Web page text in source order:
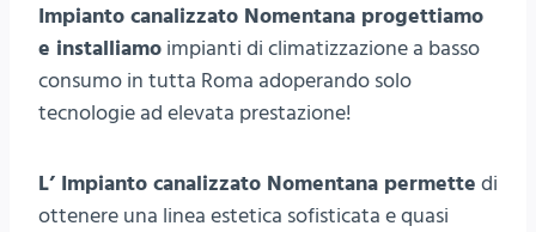
Impianto canalizzato Nomentana progettiamo
e installiamo impianti di climatizzazione a basso
consumo in tutta Roma adoperando solo
tecnologie ad elevata prestazione!
L’ Impianto canalizzato Nomentana permette di
ottenere una linea estetica sofisticata e quasi